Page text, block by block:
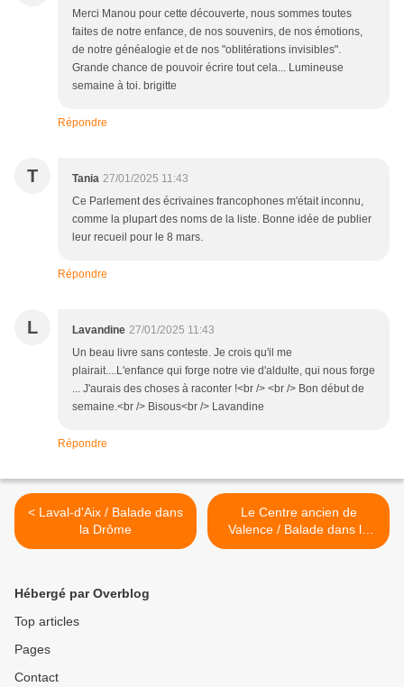
Merci Manou pour cette découverte, nous sommes toutes
faites de notre enfance, de nos souvenirs, de nos émotions,
de notre généalogie et de nos "oblitérations invisibles".
Grande chance de pouvoir écrire tout cela... Lumineuse
semaine à toi. brigitte
Répondre
T Tania 27/01/2025 11:43
Ce Parlement des écrivaines francophones m'était inconnu,
comme la plupart des noms de la liste. Bonne idée de publier
leur recueil pour le 8 mars.
Répondre
L Lavandine 27/01/2025 11:43
Un beau livre sans conteste. Je crois qu'il me
plairait....L'enfance qui forge notre vie d'aldulte, qui nous forge
... J'aurais des choses à raconter !<br /> <br /> Bon début de
semaine.<br /> Bisous<br /> Lavandine
Répondre
< Laval-d'Aix / Balade dans
la Drôme
Le Centre ancien de
Valence / Balade dans la
Drôme >
Hébergé par Overblog
Top articles
Pages
Contact